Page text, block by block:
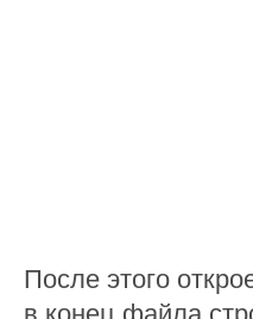
После этого